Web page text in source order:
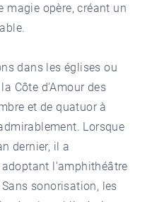
magie opère, créant un
dans les églises ou
Côte d'Amour des
et de quatuor à
Lorsque
dernier, il a
l'amphithéâtre
sonorisation, les